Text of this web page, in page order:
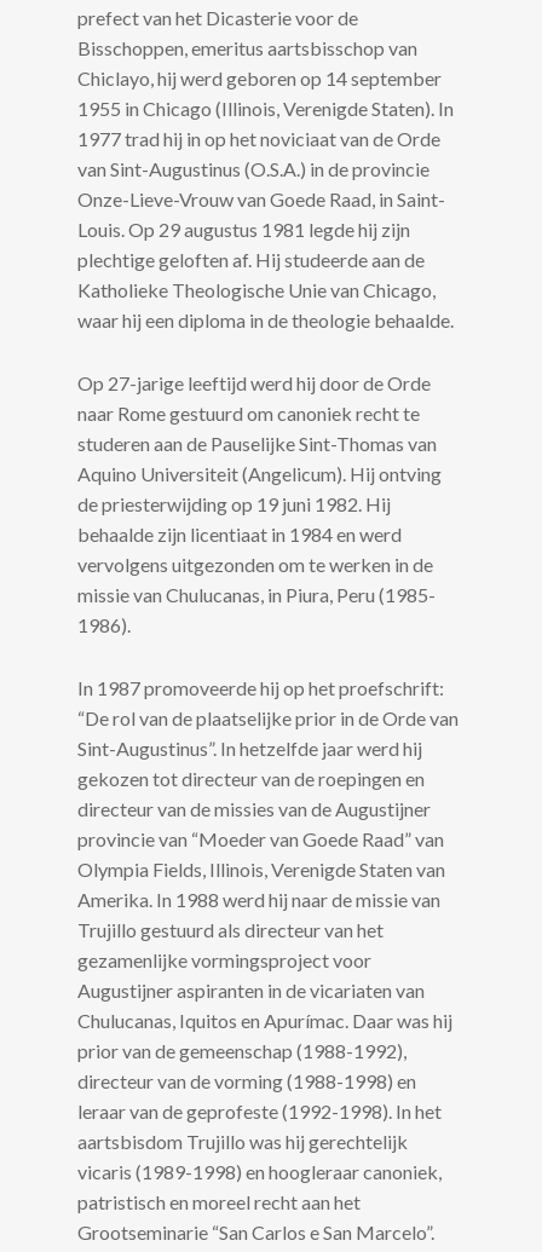
prefect van het Dicasterie voor de
Bisschoppen, emeritus aartsbisschop van
Chiclayo, hij werd geboren op 14 september
1955 in Chicago (Illinois, Verenigde Staten). In
1977 trad hij in op het noviciaat van de Orde
van Sint-Augustinus (O.S.A.) in de provincie
Onze-Lieve-Vrouw van Goede Raad, in Saint-
Louis. Op 29 augustus 1981 legde hij zijn
plechtige geloften af. Hij studeerde aan de
Katholieke Theologische Unie van Chicago,
waar hij een diploma in de theologie behaalde.
Op 27-jarige leeftijd werd hij door de Orde
naar Rome gestuurd om canoniek recht te
studeren aan de Pauselijke Sint-Thomas van
Aquino Universiteit (Angelicum). Hij ontving
de priesterwijding op 19 juni 1982. Hij
behaalde zijn licentiaat in 1984 en werd
vervolgens uitgezonden om te werken in de
missie van Chulucanas, in Piura, Peru (1985-
1986).
In 1987 promoveerde hij op het proefschrift:
“De rol van de plaatselijke prior in de Orde van
Sint-Augustinus”. In hetzelfde jaar werd hij
gekozen tot directeur van de roepingen en
directeur van de missies van de Augustijner
provincie van “Moeder van Goede Raad” van
Olympia Fields, Illinois, Verenigde Staten van
Amerika. In 1988 werd hij naar de missie van
Trujillo gestuurd als directeur van het
gezamenlijke vormingsproject voor
Augustijner aspiranten in de vicariaten van
Chulucanas, Iquitos en Apurímac. Daar was hij
prior van de gemeenschap (1988-1992),
directeur van de vorming (1988-1998) en
leraar van de geprofeste (1992-1998). In het
aartsbisdom Trujillo was hij gerechtelijk
vicaris (1989-1998) en hoogleraar canoniek,
patristisch en moreel recht aan het
Grootseminarie “San Carlos e San Marcelo”.